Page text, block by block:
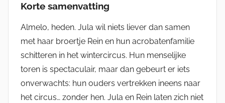
Korte samenvatting
Almelo, heden. Jula wil niets liever dan samen
met haar broertje Rein en hun acrobatenfamilie
schitteren in het wintercircus. Hun menselijke
toren is spectaculair, maar dan gebeurt er iets
onverwachts: hun ouders vertrekken ineens naar
het circus… zonder hen. Jula en Rein laten zich niet